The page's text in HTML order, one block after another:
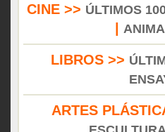
CINE >> ÚLTIMOS
LIBROS >>
ARTES